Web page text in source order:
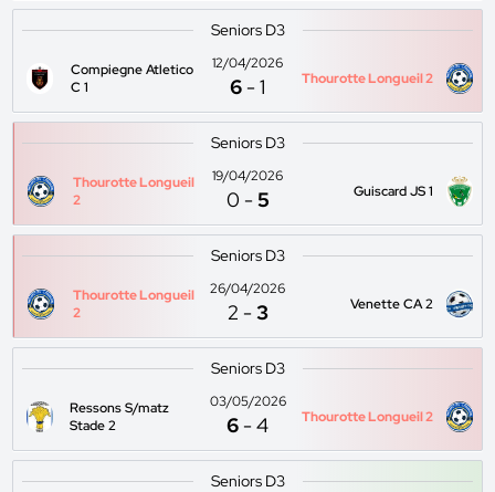
Seniors D3
Compiegne Atletico
C 1
12/04/2026
6 -1 Thourotte Longueil 2
Seniors D3
Thourotte Longueil
2
19/04/2026
0 -5 Guiscard JS 1
Seniors D3
Thourotte Longueil
2
26/04/2026
2 -3 Venette CA 2
Seniors D3
Ressons S/matz
Stade 2
03/05/2026
6 -4 Thourotte Longueil 2
Seniors D3